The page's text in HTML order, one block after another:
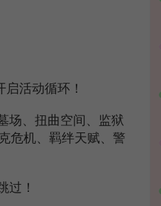
活动循环！
场、扭曲空间、监狱
危机、羁绊天赋、警
过！